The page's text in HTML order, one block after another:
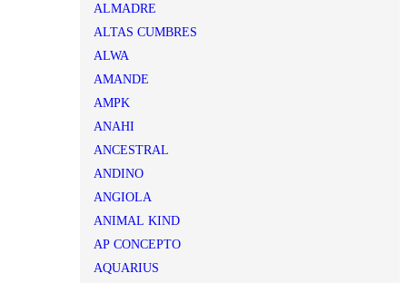
ALMADRE
ALTAS CUMBRES
ALWA
AMANDE
AMPK
ANAHI
ANCESTRAL
ANDINO
ANGIOLA
ANIMAL KIND
AP CONCEPTO
AQUARIUS